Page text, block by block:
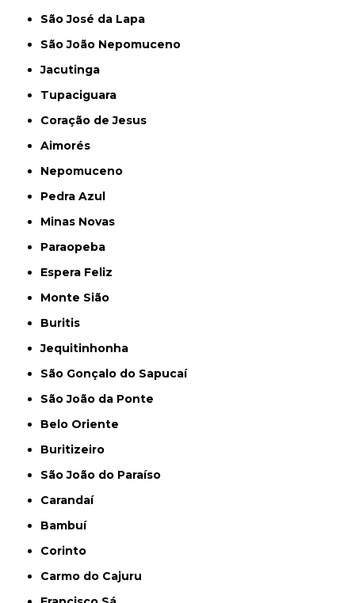
São José da Lapa
São João Nepomuceno
Jacutinga
Tupaciguara
Coração de Jesus
Aimorés
Nepomuceno
Pedra Azul
Minas Novas
Paraopeba
Espera Feliz
Monte Sião
Buritis
Jequitinhonha
São Gonçalo do Sapucaí
São João da Ponte
Belo Oriente
Buritizeiro
São João do Paraíso
Carandaí
Bambuí
Corinto
Carmo do Cajuru